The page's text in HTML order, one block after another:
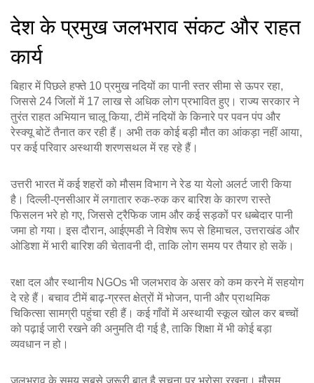
देश के प्रमुख जलभराव संकट और राहत
कार्य
बिहार में पिछले हफ्ते 10 प्रमुख नदियों का पानी स्तर सीमा से ऊपर रहा,
जिससे 24 जिलों में 17 लाख से अधिक लोग प्रभावित हुए। राज्य सरकार ने
तुरंत राहत अभियान चालू किया, टीमें नदियों के किनारे पर पवन पंप और
रेस्क्यू बोटें तैनात कर रही हैं। अभी तक कोई बड़ी मौत का आंकड़ा नहीं आया,
पर कई परिवार अस्थायी शरणसथल में रह रहे हैं।
उत्तरी भारत में कई शहरों को मौसम विभाग ने रेड या येलो अलर्ट जारी किया
है। दिल्ली‑एनसीआर में लगातार रुक‑रुक कर बारिश के कारण रास्ते
फिसलन भरे हो गए, जिससे ट्रैफिक जाम और कई सड़कों पर धब्बेदार पानी
जमा हो गया। इस दौरान, आईएमडी ने विशेष रूप से हिमाचल, उत्तराखंड और
ओडिशा में भारी बारिश की चेतावनी दी, ताकि लोग समय पर तैयार हो सकें।
रक्षा दल और स्थानीय NGOs भी जलभराव के असर को कम करने में सहयोग
दे रहे हैं। बचाव टीमें बाढ़‑ग्रस्त क्षेत्रों में भोजन, पानी और प्राथमिक
चिकित्सा सामग्री पहुंचा रही हैं। कई गाँवों में अस्थायी स्कूल खोल कर बच्चों
को पढ़ाई जारी रखने की अनुमति दी गई है, ताकि शिक्षा में भी कोई बड़ा
व्यवधान न हो।
जलभराव के समय सबसे जरूरी बात है सूचना पर भरोसा रखना। मौसम